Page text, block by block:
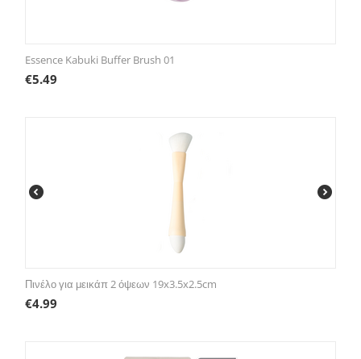
Essence Kabuki Buffer Brush 01
€5.49
Πινέλο για μεικάπ 2 όψεων 19x3.5x2.5cm
€4.99